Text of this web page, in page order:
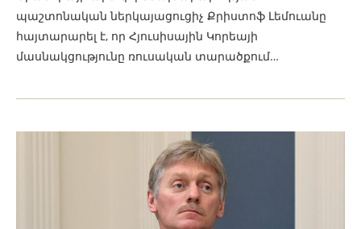
պաշտոնական ներկայացուցիչ Քրիստոֆ Լեմուանը
հայտարարել է, որ Հյուսիսային Կորեայի
մասնակցությունը ռուսական տարածքում…